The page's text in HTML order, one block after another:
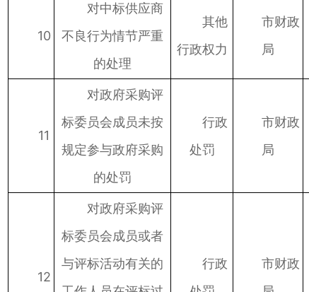
10
对中标供应商
不良行为情节严重
的处理
其他
行政权力
市财政
局
11
对政府采购评
标委员会成员未按
规定参与政府采购
的处罚
行政
处罚
市财政
局
12
对政府采购评
标委员会成员或者
与评标活动有关的
行政
市财政